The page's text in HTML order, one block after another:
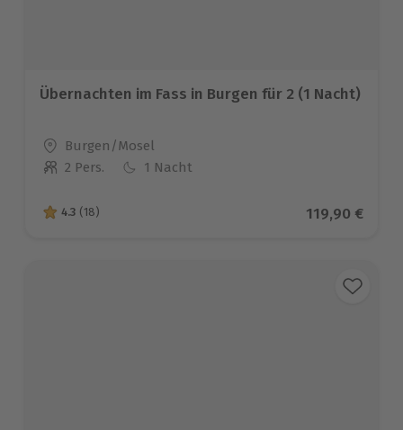
Übernachten im Fass in Burgen für 2 (1 Nacht)
Standort
Burgen/Mosel
Anzahl der Teilnehmer
2 Pers. 1 Nacht
4.3 von 5 Sternen basierend auf 18 Bewertungen
4.3 (18) Aktueller
119,90 €